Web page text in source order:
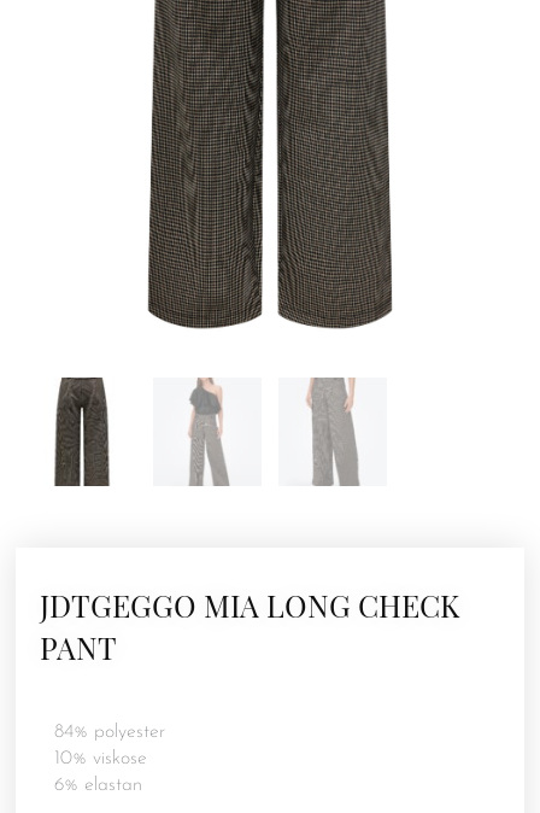
JDTGEGGO MIA LONG CHECK
PANT
84% polyester
10% viskose
6% elastan